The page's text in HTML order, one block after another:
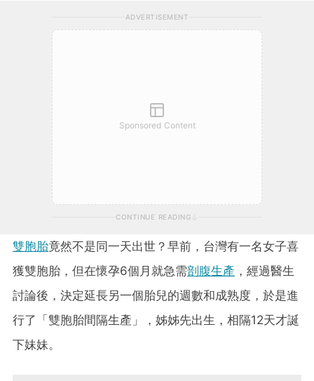
ADVERTISEMENT
Sponsored Content
CONTINUE READING
雙胞胎竟然不是同一天出世？早前，台灣有一名女子喜
獲雙胞胎，但在懷孕6個月就急需剖腹生產 ，經過醫生
討論後，決定延長另一個胎兒的週數和成熟度，於是進
行了「雙胞胎間隔生產」，姊姊先出生，相隔12天才誕
下妹妹。